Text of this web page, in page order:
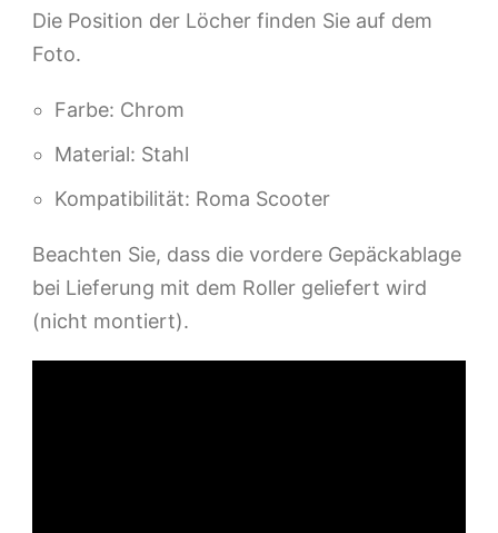
Die Position der Löcher finden Sie auf dem
Foto.
Farbe: Chrom
Material: Stahl
Kompatibilität: Roma Scooter
Beachten Sie, dass die vordere Gepäckablage
bei Lieferung mit dem Roller geliefert wird
(nicht montiert).